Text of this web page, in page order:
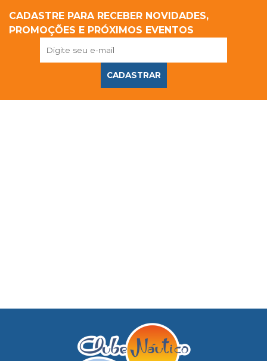
CADASTRE PARA RECEBER NOVIDADES,
PROMOÇÕES E PRÓXIMOS EVENTOS